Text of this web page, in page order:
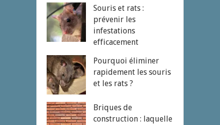
Souris et rats :
prévenir les
infestations
efficacement
Pourquoi éliminer
rapidement les souris
et les rats ?
Briques de
construction : laquelle